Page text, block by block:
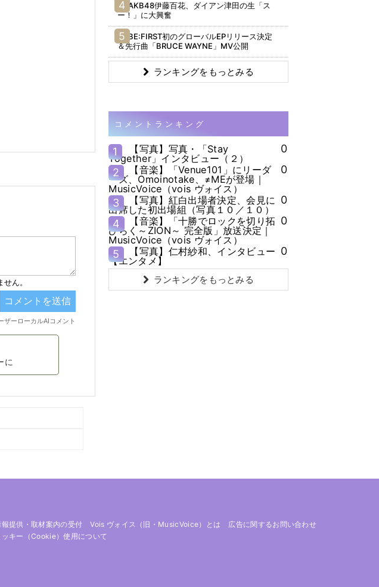
に
AKB48伊藤百花、ダイアン津田の生「ス
ー！」に大興奮
BE:FIRST初のグローバルEPリリース決定
＆先行曲「BRUCE WAYNE」MV公開
ランキングをもっとみる
コメントランキング
1
【写真】写真・「Stay
Together」インタビュー（２）
0
2
【音楽】「Venue101」にリーダ
ーズ、Omoinotake、≠MEが登場｜
MusicVoice（vois ヴォイス）
0
3
【写真】紅白出場者決定、会見に
出席した初出場組（写真１０／１０）
0
4
【音楽】「十勝でロックを切り拓
ひらく～ZION～ 完全版」放送決定｜
MusicVoice（vois ヴォイス）
0
5
【写真】仁村紗和、インタビュー
【エンタメ】
0
ランキングをもっとみる
報提供・取材案内の受付 Vois ヴォイス（旧・MusicVoice）とは
広告に関するお問い合わせ
ッキー（cookie）使用について